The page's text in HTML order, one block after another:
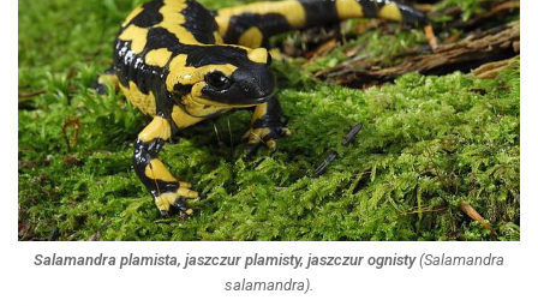
Salamandra plamista, jaszczur plamisty, jaszczur ognisty(Salamandra
salamandra).